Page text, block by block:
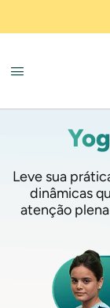
Leve sua
dinâmicas
atenção